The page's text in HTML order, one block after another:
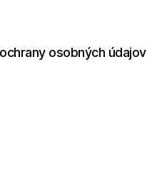
osobných údajov